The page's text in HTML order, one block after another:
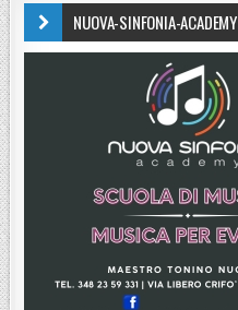
NUOVA-SINFONIA-ACADEMY